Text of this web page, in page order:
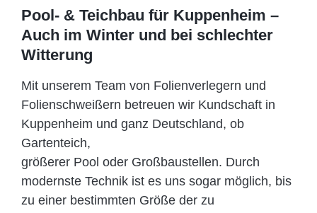
Pool- & Teichbau für Kuppenheim –
Auch im Winter und bei schlechter
Witterung
Mit unserem Team von Folienverlegern und
Folien­schweißern betreuen wir Kundschaft in
Kuppenheim und ganz Deutschland, ob
Gartenteich,
größerer Pool oder Großbaustellen. Durch
modernste Technik ist es uns sogar möglich, bis
zu einer bestimmten Größe der zu